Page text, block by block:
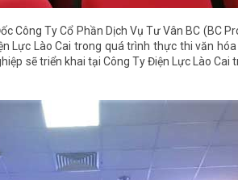
Công Ty Cổ Phần Dịch Vụ Tư Vân BC (BC
Lực Lào Cai trong quá trình thực thi văn
sẽ triển khai tại Công Ty Điện Lực Lào Cai